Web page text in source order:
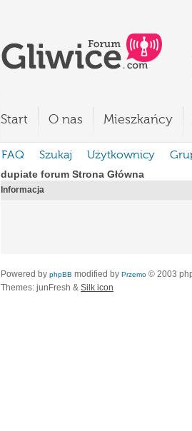
Start O nas Mieszkańcy
FAQ Szukaj Użytkownicy
dupiate forum Strona Główna
Informacja
Powered by phpBB modified by Przemo © 2003
Themes: junFresh & Silk icon